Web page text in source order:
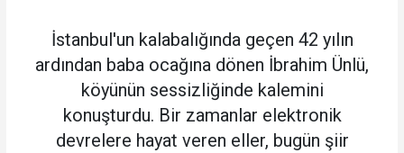
İstanbul'un kalabalığında geçen 42 yılın
ardından baba ocağına dönen İbrahim Ünlü,
köyünün sessizliğinde kalemini
konuşturdu. Bir zamanlar elektronik
devrelere hayat veren eller, bugün şiir